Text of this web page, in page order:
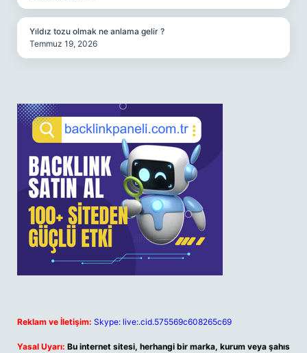
Yıldız tozu olmak ne anlama gelir ?
Temmuz 19, 2026
Reklam ve İletişim: Skype: live:.cid.575569c608265c69
Yasal Uyarı: Bu internet sitesi, herhangi bir marka, kurum veya şahıs